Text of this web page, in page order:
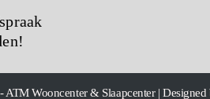
Wooncenter & Slaapcenter |